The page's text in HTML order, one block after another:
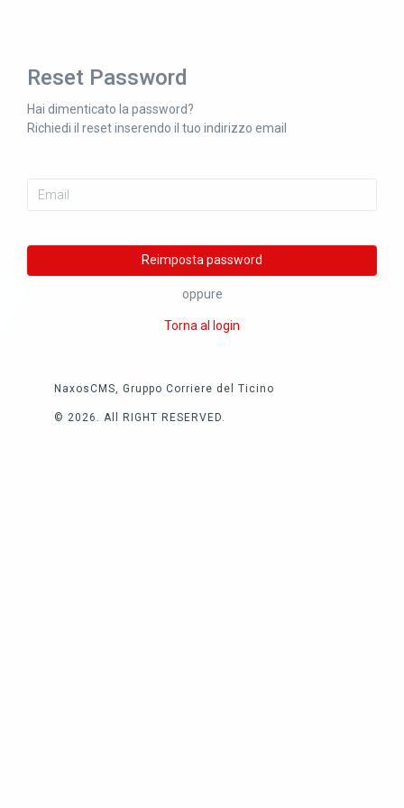
Reset Password
Hai dimenticato la password?
Richiedi il reset inserendo il tuo indirizzo email
Email
Reimposta password
oppure
Torna al login
NaxosCMS, Gruppo Corriere del Ticino
© 2026. All RIGHT RESERVED.